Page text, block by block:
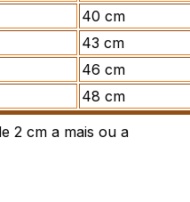
40 cm
43 cm
46 cm
48 cm
2 cm a mais ou a